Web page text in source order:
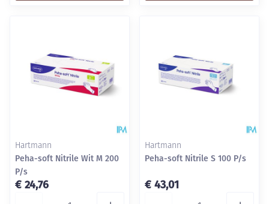
Hartmann
Peha-soft Nitrile Wit M 200
P/s
€ 24,76
Hartmann
Peha-soft Nitrile S 100 P/s
€ 43,01